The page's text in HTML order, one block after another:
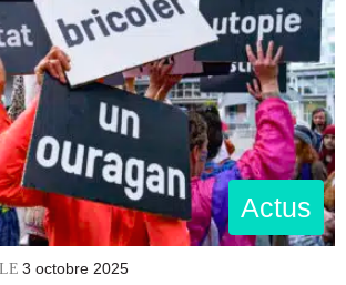
Actus
3 octobre 2025